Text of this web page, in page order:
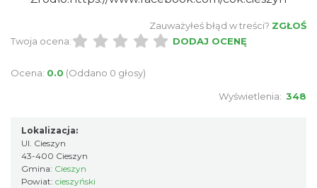
Koncert na głos i organy - Paweł Konik &
Cieszyn
1.66 km
Zauważyłeś błąd w treści? ZGŁOŚ
Twoja ocena:
DODAJ OCENĘ
Ocena: 0.0 (Oddano 0 głosy)
Wyświetlenia: 348
Lokalizacja:
Ul. Cieszyn
43-400 Cieszyn
Gmina: Cieszyn
Powiat: cieszyński